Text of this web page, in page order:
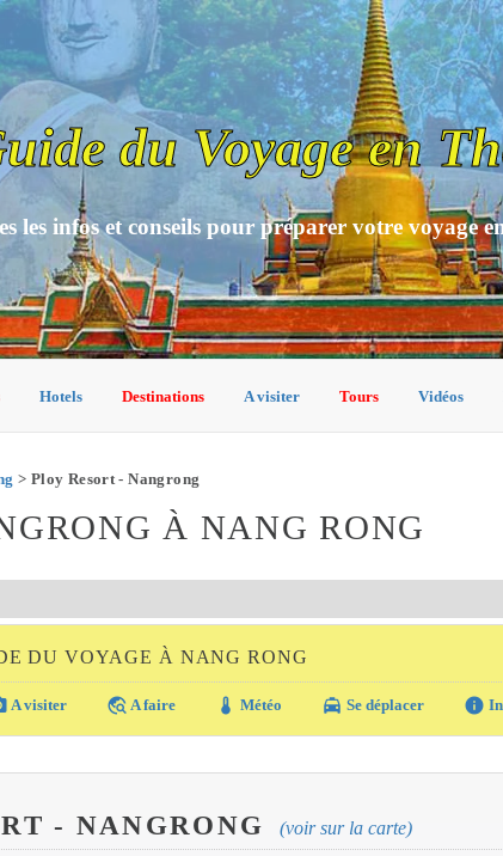
du Voyage en
les infos et conseils pour préparer votre voyage
Hotels Destinations A visiter Tours Vidéos
> Ploy Resort - Nangrong
À NANG RONG
DU VOYAGE À NANG RONG
A visiter travel_explore A faire thermostat Météo local_taxi Se déplacer info
- NANGRONG (voir sur la carte)